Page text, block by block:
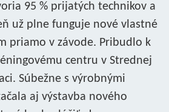
95 % prijatých technikov a
už plne funguje nové vlastné
priamo v závode. Pribudlo k
centru v Strednej
Súbežne s výrobnými
aj výstavba nového